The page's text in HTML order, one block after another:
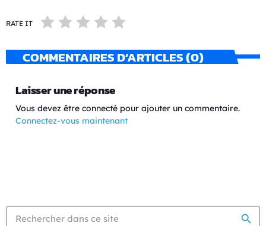
RATE IT
COMMENTAIRES D’ARTICLES (0)
Laisser une réponse
Vous devez être connecté pour ajouter un commentaire.
Connectez-vous maintenant
search